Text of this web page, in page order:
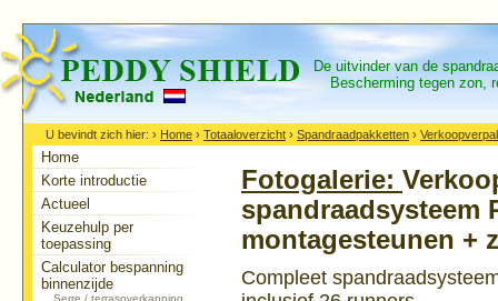
De uitvinder van de
Bescherming tegen zon,
U bevindt zich hier: › Home › Totaaloverzicht › Spandraadpakketten ›
Fotogalerie:
spandraadsysteem
montagesteunen +
Compleet
Home
Korte introductie
Actueel
Keuzehulp per
toepassing
Calculator bespanning
binnenzijde
Serre / terrasoverkapping